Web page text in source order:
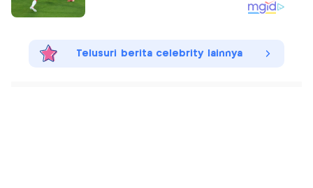
Telusuri berita celebrity lainnya